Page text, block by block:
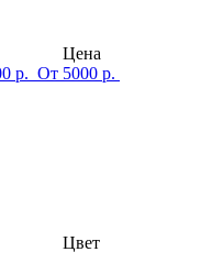
Цена
р. От 5000 р.
Цвет